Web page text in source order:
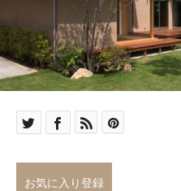
お気に入り登録